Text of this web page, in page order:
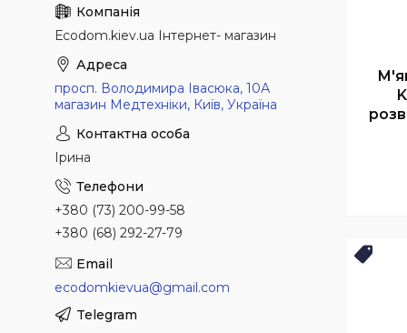
Еcodom.kiev.ua Інтернет- магазин
просп. Володимира Івасюка, 10А
магазин Медтехніки, Київ, Україна
Ірина
+380 (73) 200-99-58
+380 (68) 292-27-79
ecodomkievua@gmail.com